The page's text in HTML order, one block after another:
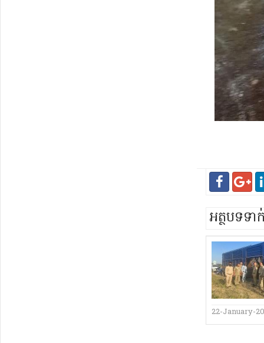
អត្ថបទទ
22-January-